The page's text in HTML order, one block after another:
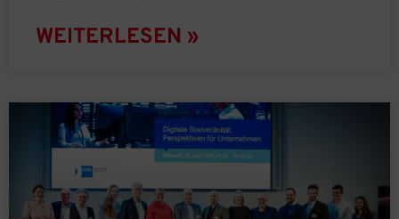
WEITERLESEN »